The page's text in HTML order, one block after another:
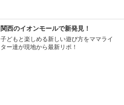
関西のイオンモールで新発見！
子どもと楽しめる新しい遊び方をママライ
ター達が現地から最新リポ！